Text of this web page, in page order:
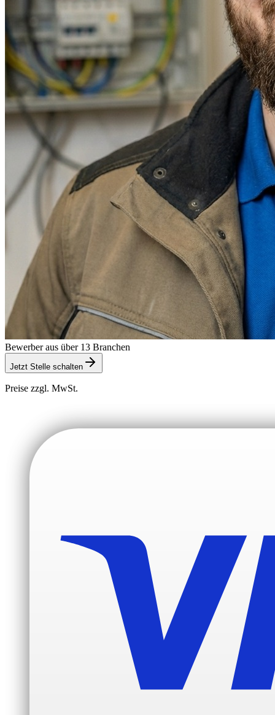
Bewerber aus über 13 Branchen
Jetzt Stelle schalten
Preise zzgl. MwSt.